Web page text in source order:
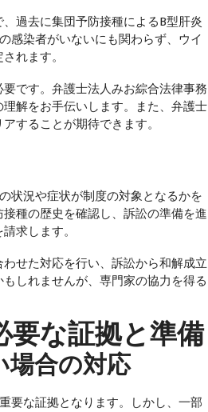
過去に集団予防接種によるB型肝炎
感染者がいないにも関わらず、ウイ
れます。
です。弁護士法人みお綜合法律事務
解をお手伝いします。また、弁護士
することが期待できます。
状況や症状が制度の対象となるかを
種の歴史を確認し、訴訟の準備を進
求します。
せた対応を行い、訴訟から和解成立
しれませんが、専門家の協力を得る
要な証拠と準備
場合の対応
要な証拠となります。しかし、一部